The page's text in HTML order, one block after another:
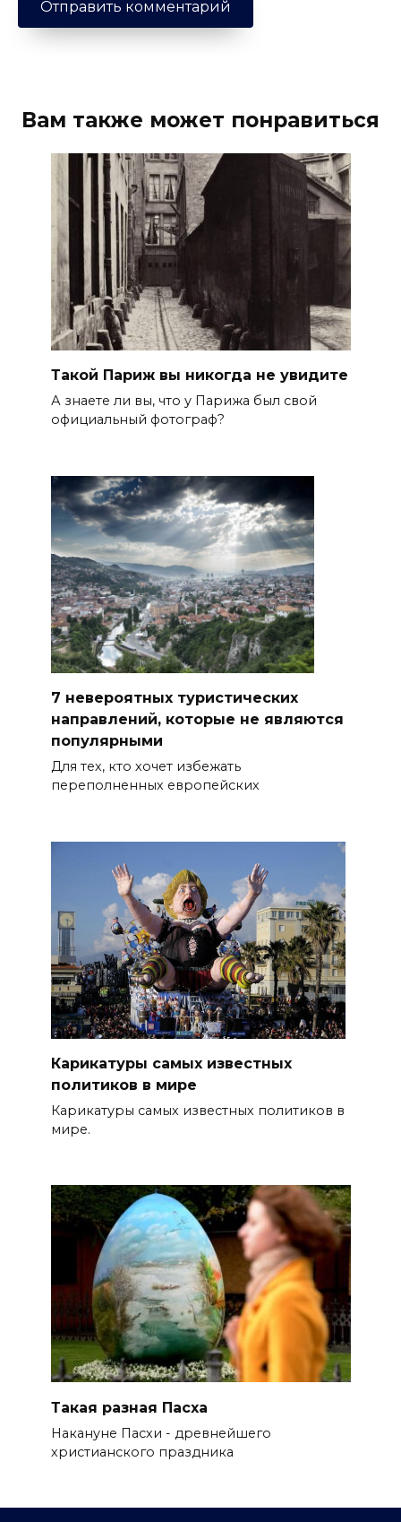
Вам также может понравиться
Такой Париж вы никогда не увидите
А знаете ли вы, что у Парижа был свой
официальный фотограф?
7 невероятных туристических
направлений, которые не являются
популярными
Для тех, кто хочет избежать
переполненных европейских
Карикатуры самых известных
политиков в мире
Карикатуры самых известных политиков в
мире.
Такая разная Пасха
Накануне Пасхи - древнейшего
христианского праздника